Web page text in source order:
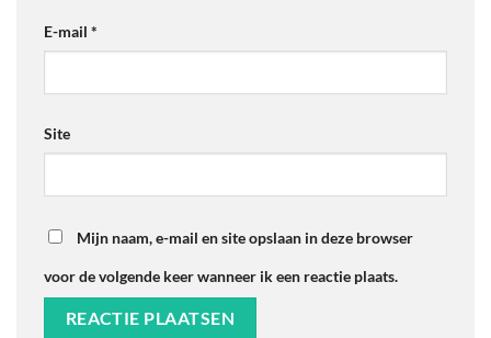
E-mail *
Site
Mijn naam, e-mail en site opslaan in deze browser
voor de volgende keer wanneer ik een reactie plaats.